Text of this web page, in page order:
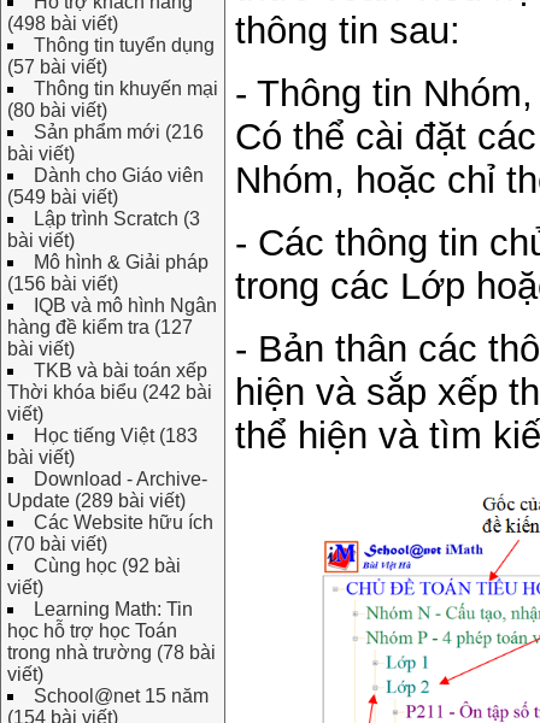
(498 bài viết)
Thông tin tuyển dụng
(57 bài viết)
Thông tin khuyến mại
(80 bài viết)
Sản phẩm mới (216
bài viết)
Dành cho Giáo viên
(549 bài viết)
Lập trình Scratch (3
bài viết)
Mô hình & Giải pháp
(156 bài viết)
IQB và mô hình Ngân
hàng đề kiểm tra (127
bài viết)
TKB và bài toán xếp
Thời khóa biểu (242 bài
viết)
Học tiếng Việt (183
bài viết)
Download - Archive-
Update (289 bài viết)
Các Website hữu ích
(70 bài viết)
Cùng học (92 bài
viết)
Learning Math: Tin
học hỗ trợ học Toán
trong nhà trường (78 bài
viết)
School@net 15 năm
(154 bài viết)
thông tin sau:
- Thông tin
Có thể cài đặt
Nhóm, hoặc chỉ
- Các thông tin
trong các Lớp
- Bản thân các
hiện và sắp xếp
thể hiện và tìm